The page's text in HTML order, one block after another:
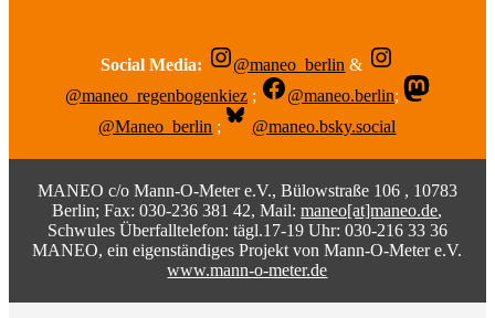
Social Media: @maneo_berlin &
@maneo_regenbogenkiez ; @maneo.berlin;
@Maneo_berlin ; @maneo.bsky.social
MANEO c/o Mann-O-Meter e.V., Bülowstraße 106 , 10783
Berlin; Fax: 030-236 381 42, Mail:maneo[at]maneo.de,
Schwules Überfalltelefon: tägl.17-19 Uhr: 030-216 33 36
MANEO, ein eigenständiges Projekt von Mann-O-Meter e.V.
www.mann-o-meter.de